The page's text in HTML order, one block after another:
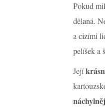
Pokud
dělaná.
a cizími
pelíšek a
Její